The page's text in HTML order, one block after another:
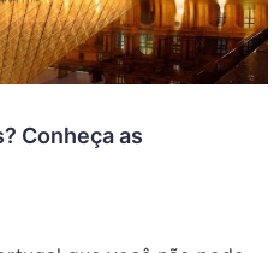
Conheça as